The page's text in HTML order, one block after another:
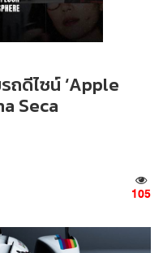
ถดีไซน์ ‘Apple
Seca
105